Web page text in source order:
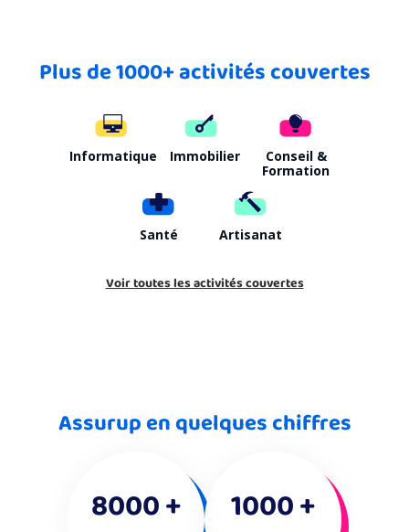
Plus de 1000+ activités couvertes
Informatique Immobilier
Conseil &
Formation
Santé Artisanat
Voir toutes les activités couvertes
Assurup en quelques chiffres
8000 + 1000 +